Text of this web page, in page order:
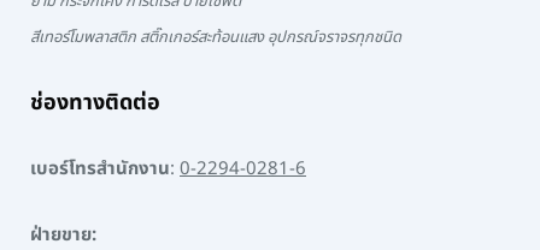
สีเทอร์โมพลาสติก สติ๊กเกอร์สะท้อนแสง อุปกรณ์จราจรทุกชนิด
ช่องทางติดต่อ
เบอร์โทรสำนักงาน: 0-2294-0281-6
ฝ่ายขาย: